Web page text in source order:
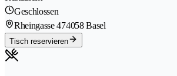
Geschlossen
Rheingasse 474058 Basel
Tisch reservieren